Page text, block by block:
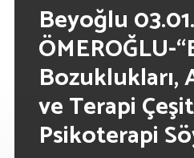
Beyoğlu
ÖMEROĞLU-
Bozuklukları,
ve Terapi
Psikoterapi